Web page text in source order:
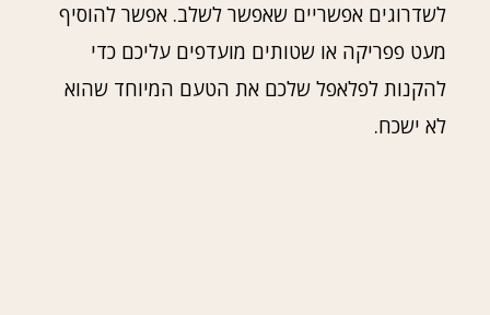
לשדרוגים אפשריים שאפשר לשלב. אפשר להוסיף
מעט פפריקה או שטותים מועדפים עליכם כדי
להקנות לפלאפל שלכם את הטעם המיוחד שהוא
לא ישכח.